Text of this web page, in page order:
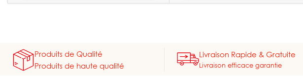
Produits de Qualité
Produits de haute qualité
Livraison Rapide & Gratuite
Livraison efficace garantie